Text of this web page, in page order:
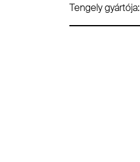
Tengely gyártója: